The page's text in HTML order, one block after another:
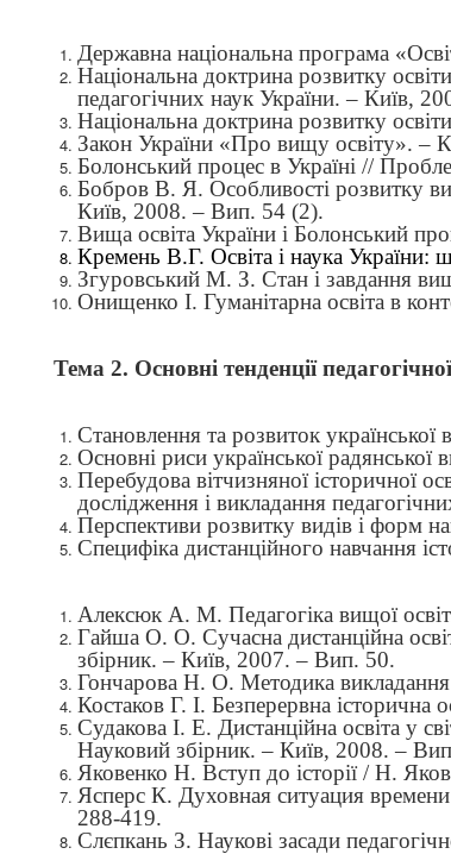
Державна національна програма
Національна доктрина розвитку
педагогічних наук України. – Київ,
Національна доктрина розвитку
Закон України «Про вищу освіту». –
Болонський процес в Україні //
Бобров В. Я. Особливості розвитку
Київ, 2008. – Вип. 54 (2).
Вища освіта України і Болонський
Кремень В.Г. Освіта і наука України:
Згуровський М. З. Стан і завдання
Онищенко І. Гуманітарна освіта в
Тема 2. Основні тенденції
Становлення та розвиток
Основні риси української радянської
Перебудова вітчизняної історичної
дослідження і викладання
Перспективи розвитку видів і форм
Специфіка дистанційного навчання
Алексюк А. М. Педагогіка вищої
Гайша О. О. Сучасна дистанційна
збірник. – Київ, 2007. – Вип. 50.
Гончарова Н. О. Методика викладання
Костаков Г. І. Безперервна історична
Судакова І. Е. Дистанційна освіта у
Науковий збірник. – Київ, 2008. –
Яковенко Н. Вступ до історії / Н.
Ясперс К. Духовная ситуация
288-419.
Слєпкань З. Наукові засади